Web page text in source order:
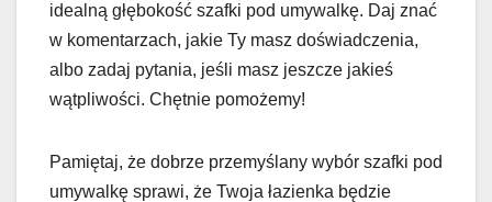
idealną głębokość szafki pod umywalkę. Daj znać
w komentarzach, jakie Ty masz doświadczenia,
albo zadaj pytania, jeśli masz jeszcze jakieś
wątpliwości. Chętnie pomożemy!
Pamiętaj, że dobrze przemyślany wybór szafki pod
umywalkę sprawi, że Twoja łazienka będzie